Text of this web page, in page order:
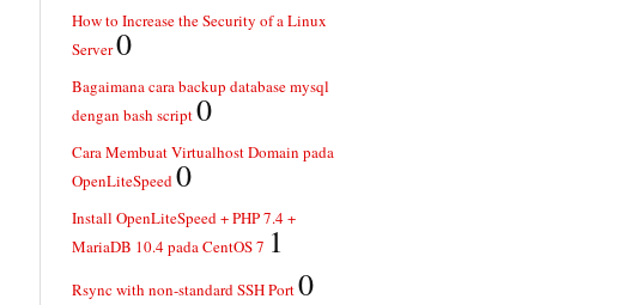
How to Increase the Security of a Linux
Server0
Bagaimana cara backup database mysql
dengan bash script0
Cara Membuat Virtualhost Domain pada
OpenLiteSpeed0
Install OpenLiteSpeed + PHP 7.4 +
MariaDB 10.4 pada CentOS 7 1
Rsync with non-standard SSH Port0